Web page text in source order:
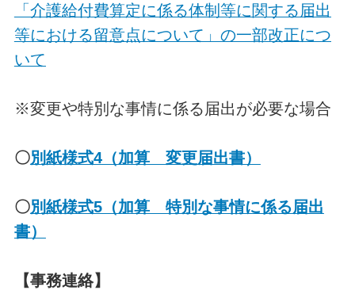
「介護給付費算定に係る体制等に関する届出
等における留意点について」の一部改正につ
いて
※変更や特別な事情に係る届出が必要な場合
〇別紙様式4（加算 変更届出書）
〇別紙様式5（加算 特別な事情に係る届出
書）
【事務連絡】